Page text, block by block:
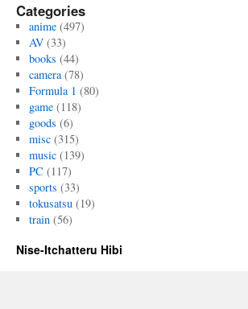
Categories
anime(497)
AV(33)
books (44)
camera(78)
Formula 1 (80)
game(118)
goods (6)
misc(315)
music(139)
PC (117)
sports (33)
tokusatsu(19)
train(56)
Nise-Itchatteru Hibi